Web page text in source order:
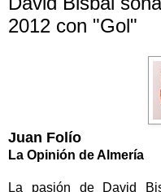
2012 con "Gol"
Juan Folío
La Opinión de Almería
La pasión de David